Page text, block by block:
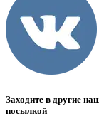
Заходите в другие
посылкой